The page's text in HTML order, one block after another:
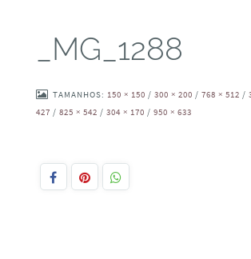
_MG_1288
TAMANHOS: 150 × 150 / 300 × 200 / 768 × 512 /
427 / 825 × 542 / 304 × 170 / 950 × 633